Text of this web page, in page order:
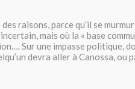
des raisons, parce qu’il se
mais où la « base
Sur une impasse politique,
devra aller à Canossa, ou